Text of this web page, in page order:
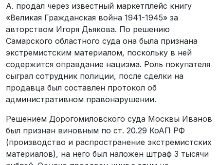
А. продал через известный маркетплейс книгу
«Великая Гражданская война 1941-1945» за
авторством Игоря Дьякова. По решению
Самарского областного суда она была признана
экстремистским материалом, поскольку в ней
содержится оправдание нацизма. Роль покупателя
сыграл сотрудник полиции, после сделки на
продавца был составлен протокол об
административном правонарушении.
Решением Дорогомиловского суда Москвы Иванов
был признан виновным по ст. 20.29 КоАП РФ
(производство и распространение экстремистских
материалов), на него был наложен штраф 3 тысячи